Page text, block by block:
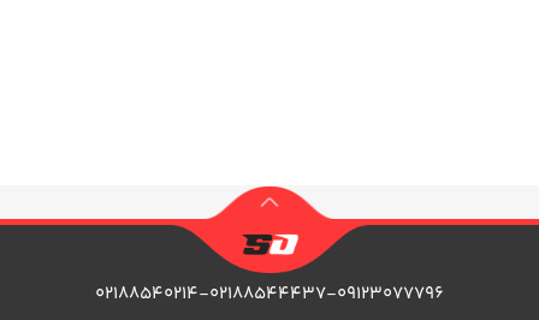
۰۲۱۸۸۵۴۰۲۱۴-۰۲۱۸۸۵۴۴۴۳۷-۰۹۱۲۳۰۷۷۷۹۶